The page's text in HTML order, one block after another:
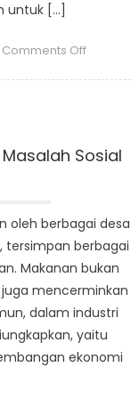
untuk […]
Comments Offon
Surga
Sosial
oleh berbagai desa
tersimpan berbagai
Makanan bukan
mencerminkan
dalam industri
yaitu
ekonomi